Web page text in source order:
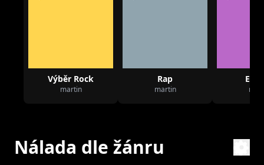
Výběr Rock
martin
Rap
martin
Nálada dle žánru